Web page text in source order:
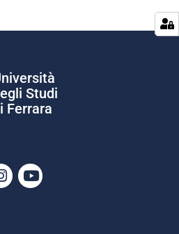
Studi
Ferrara
Instagram
Youtube